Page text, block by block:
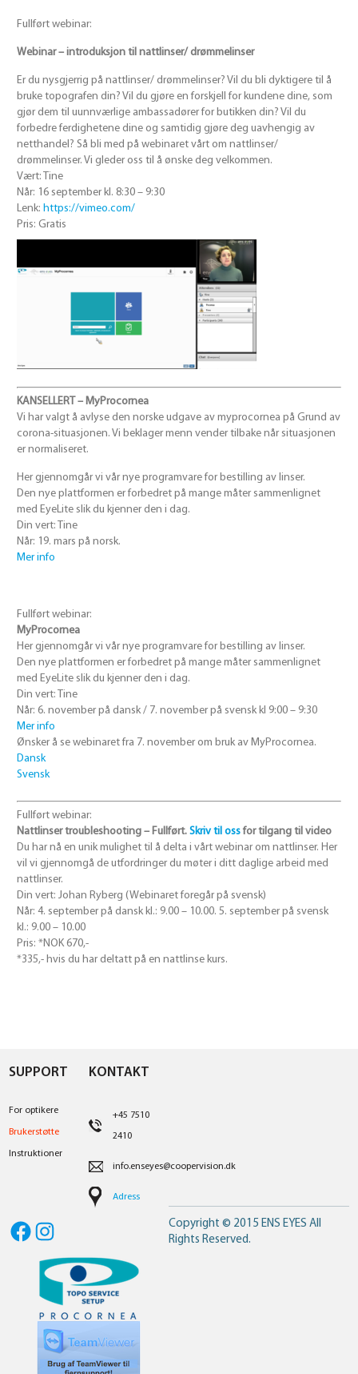
Fullført webinar:
Webinar – introduksjon til nattlinser/ drømmelinser
Er du nysgjerrig på nattlinser/ drømmelinser? Vil du bli dyktigere til å
bruke topografen din? Vil du gjøre en forskjell for kundene dine, som
gjør dem til uunnværlige ambassadører for butikken din? Vil du
forbedre ferdighetene dine og samtidig gjøre deg uavhengig av
netthandel? Så bli med på webinaret vårt om nattlinser/
drømmelinser. Vi gleder oss til å ønske deg velkommen.
Vært: Tine
Når: 16 september kl. 8:30 – 9:30
Lenk: https://vimeo.com/
Pris: Gratis
KANSELLERT – MyProcornea
Vi har valgt å avlyse den norske udgave av myprocornea på Grund av
corona-situasjonen. Vi beklager menn vender tilbake når situasjonen
er normaliseret.
Her gjennomgår vi vår nye programvare for bestilling av linser.
Den nye plattformen er forbedret på mange måter sammenlignet
med EyeLite slik du kjenner den i dag.
Din vert: Tine
Når: 19. mars på norsk.
Mer info
Fullført webinar:
MyProcornea
Her gjennomgår vi vår nye programvare for bestilling av linser.
Den nye plattformen er forbedret på mange måter sammenlignet
med EyeLite slik du kjenner den i dag.
Din vert: Tine
Når: 6. november på dansk / 7. november på svensk kl 9:00 – 9:30
Mer info
Ønsker å se webinaret fra 7. november om bruk av MyProcornea.
Dansk
Svensk
Fullført webinar:
Nattlinser troubleshooting – Fullført. Skriv til ossfor tilgang til video
Du har nå en unik mulighet til å delta i vårt webinar om nattlinser. Her
vil vi gjennomgå de utfordringer du møter i ditt daglige arbeid med
nattlinser.
Din vert: Johan Ryberg (Webinaret foregår på svensk)
Når: 4. september på dansk kl.: 9.00 – 10.00. 5. september på svensk
kl.: 9.00 – 10.00
Pris: *NOK 670,-
*335,- hvis du har deltatt på en nattlinse kurs.
SUPPORT
For optikere
Brukerstøtte
Instruktioner
KONTAKT
+45 7510
2410
info.enseyes@coopervision.dk
Adress
FacebookInstagram
Copyright © 2015 ENS EYES All
Rights Reserved.